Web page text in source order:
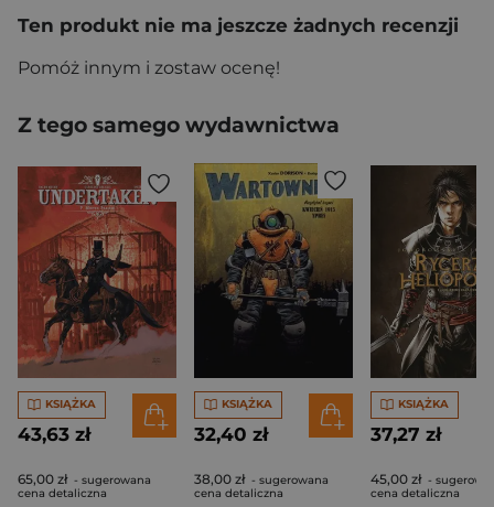
Ten produkt nie ma jeszcze żadnych recenzji
Pomóż innym i zostaw ocenę!
Z tego samego wydawnictwa
KSIĄŻKA
43,63 zł
65,00 zł - sugerowana
cena detaliczna
KSIĄŻKA
32,40 zł
38,00 zł - sugerowana
cena detaliczna
KSIĄŻKA
37,27 zł
45,00 zł -
cena detaliczna